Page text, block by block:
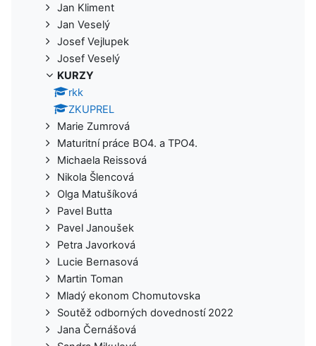
Jan Kliment
Jan Veselý
Josef Vejlupek
Josef Veselý
KURZY
rkk
ZKUPREL
Marie Zumrová
Maturitní práce BO4. a TPO4.
Michaela Reissová
Nikola Šlencová
Olga Matušíková
Pavel Butta
Pavel Janoušek
Petra Javorková
Lucie Bernasová
Martin Toman
Mladý ekonom Chomutovska
Soutěž odborných dovedností 2022
Jana Černášová